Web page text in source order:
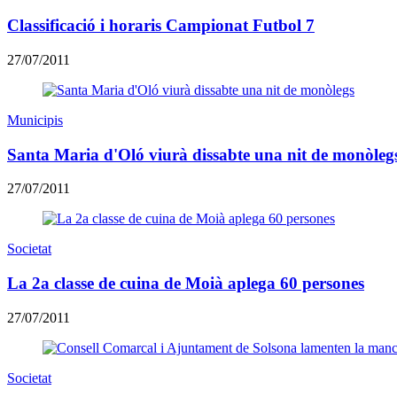
Classificació i horaris Campionat Futbol 7
27/07/2011
Municipis
Santa Maria d'Oló viurà dissabte una nit de
27/07/2011
Societat
La 2a classe de cuina de Moià aplega 60 persones
27/07/2011
Societat